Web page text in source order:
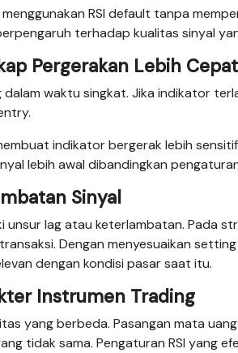
RSI default tanpa
terhadap kualitas sinyal
Pergerakan Lebih Cepat
dalam waktu singkat. Jika indikator
indikator bergerak lebih
lebih awal dibandingkan
Sinyal
unsur lag atau keterlambatan. Pada
Dengan menyesuaikan
dengan kondisi pasar saat itu.
Instrumen Trading
yang berbeda. Pasangan mata
tidak sama. Pengaturan RSI yang